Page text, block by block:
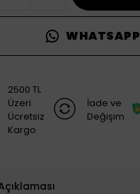
WHATSAPP
2500 TL
Üzeri
Ücretsiz
Kargo
İade ve
Değişim